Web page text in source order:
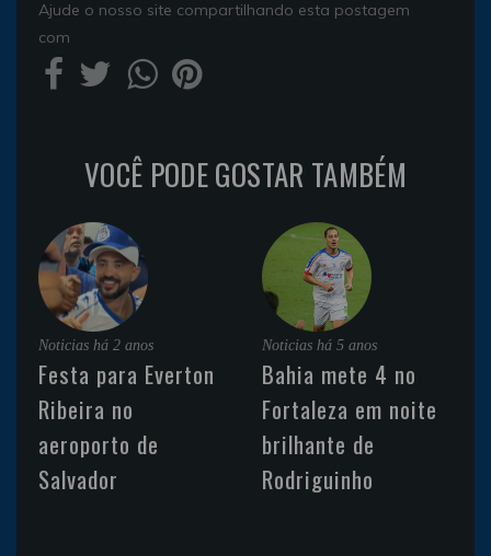
Ajude o nosso site compartilhando esta postagem
com
VOCÊ PODE GOSTAR TAMBÉM
Noticias há 2 anos
Festa para Everton
Ribeira no
aeroporto de
Salvador
Noticias há 5 anos
Bahia mete 4 no
Fortaleza em noite
brilhante de
Rodriguinho